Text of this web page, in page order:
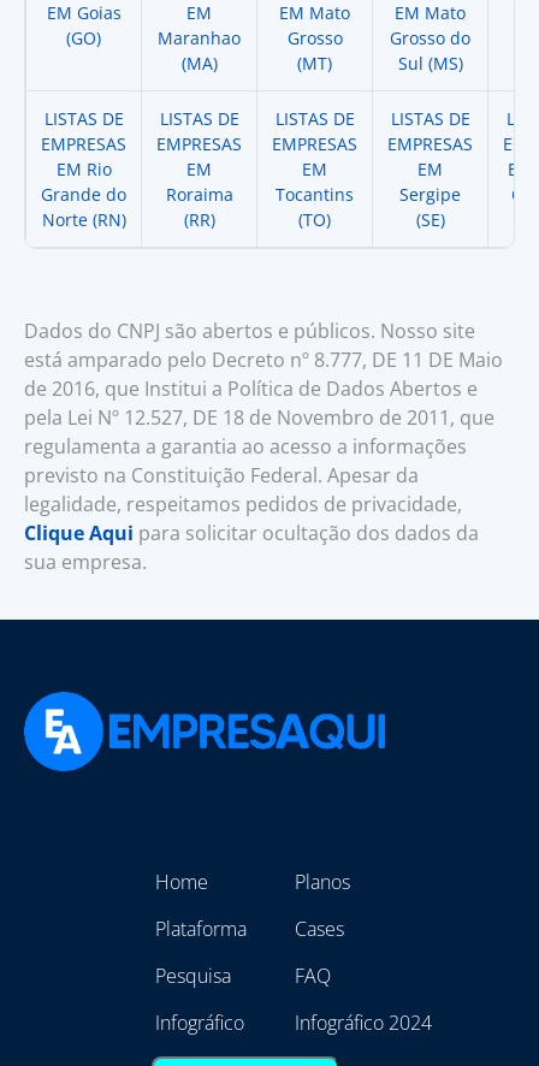
EM Goias
(GO)
EM
Maranhao
(MA)
EM Mato
Grosso
(MT)
EM Mato
Grosso do
Sul (MS)
LISTAS DE
EMPRESAS
EM Rio
Grande do
Norte (RN)
LISTAS DE
EMPRESAS
EM
Roraima
(RR)
LISTAS DE
EMPRESAS
EM
Tocantins
(TO)
LISTAS DE
EMPRESAS
EM
Sergipe
(SE)
EM
Dados do CNPJ são abertos e públicos. Nosso site
está amparado pelo Decreto nº 8.777, DE 11 DE Maio
de 2016, que Institui a Política de Dados Abertos e
pela Lei Nº 12.527, DE 18 de Novembro de 2011, que
regulamenta a garantia ao acesso a informações
previsto na Constituição Federal. Apesar da
legalidade, respeitamos pedidos de privacidade,
Clique Aqui para solicitar ocultação dos dados da
sua empresa.
Home
Plataforma
Pesquisa
Infográfico
Planos
Cases
FAQ
Infográfico 2024